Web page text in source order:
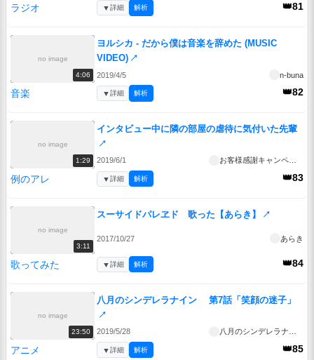
ラジオ 👑81
▼詳細 解析
no image
4:06
ヨルシカ - だから僕は音楽を辞めた (MUSIC
VIDEO) ↗
2019/4/5 n-buna
音楽 👑82
▼詳細 解析
no image
1:29
インタビュー中に隣の部屋の虐待に気付いた先輩
↗
2019/6/1 お客様感謝キャンペーン実施中
例のアレ 👑83
▼詳細 解析
no image
3:11
スーサイドパレヱド 歌った【あらき】 ↗
2017/10/27 あらき
歌ってみた 👑84
▼詳細 解析
no image
23:50
八月のシンデレラナイン 第7話「笑顔の迷子」
↗
2019/5/28
アニメ 👑85
▼詳細 解析